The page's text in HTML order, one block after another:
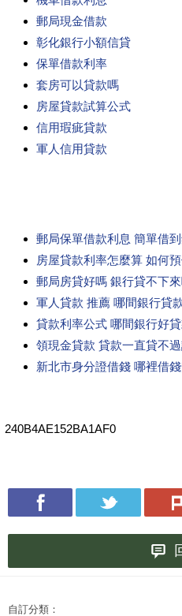
郵局現金借款
彰化銀行小額信貸
保單借款利率
套房可以貸款嗎
房屋貸款試算公式
信用瑕疵貸款
軍人信用貸款
郵局保單借款利息 簡單借
房屋貸款利率怎麼算 如何
郵局房貸好嗎 銀行貸不下
軍人貸款 推薦 哪間銀行貸
貸款利率公式 哪間銀行好
領現金貸款 貸款一直貸不
新北市身分證借錢 哪裡借
240B4AE152BA1AF0
自訂分類：